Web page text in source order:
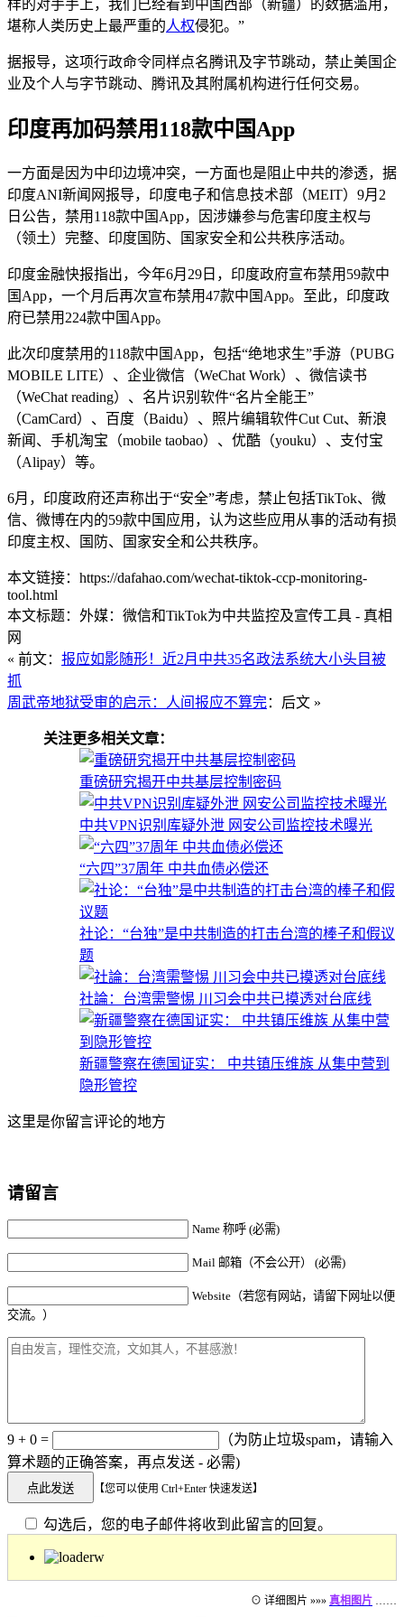
样的对手手上，我们已经看到中国西部（新疆）的数据滥用，
堪称人类历史上最严重的人权侵犯。”
据报导，这项行政命令同样点名腾讯及字节跳动，禁止美国企
业及个人与字节跳动、腾讯及其附属机构进行任何交易。
印度再加码禁用118款中国App
一方面是因为中印边境冲突，一方面也是阻止中共的渗透，据
印度ANI新闻网报导，印度电子和信息技术部（MEIT）9月2
日公告，禁用118款中国App，因涉嫌参与危害印度主权与
（领土）完整、印度国防、国家安全和公共秩序活动。
印度金融快报指出，今年6月29日，印度政府宣布禁用59款中
国App，一个月后再次宣布禁用47款中国App。至此，印度政
府已禁用224款中国App。
此次印度禁用的118款中国App，包括“绝地求生”手游（PUBG
MOBILE LITE）、企业微信（WeChat Work）、微信读书
（WeChat reading）、名片识别软件“名片全能王”
（CamCard）、百度（Baidu）、照片编辑软件Cut Cut、新浪
新闻、手机淘宝（mobile taobao）、优酷（youku）、支付宝
（Alipay）等。
6月，印度政府还声称出于“安全”考虑，禁止包括TikTok、微
信、微博在内的59款中国应用，认为这些应用从事的活动有损
印度主权、国防、国家安全和公共秩序。
本文链接：https://dafahao.com/wechat-tiktok-ccp-monitoring-
tool.html
本文标题：外媒：微信和TikTok为中共监控及宣传工具 - 真相
网
« 前文： 报应如影随形！近2月中共35名政法系统大小头目被
抓
周武帝地狱受审的启示：人间报应不算完：后文 »
关注更多相关文章：
重磅研究揭开中共基层控制密码
中共VPN识别库疑外泄 网安公司监控技术曝光
“六四”37周年 中共血债必偿还
社论：“台独”是中共制造的打击台湾的棒子和假议
题
社論：台湾需警惕 川习会中共已摸透对台底线
新疆警察在德国证实： 中共镇压维族 从集中营到
隐形管控
这里是你留言评论的地方
请留言
Name 称呼 (必需)
Mail 邮箱（不会公开） (必需)
Website（若您有网站，请留下网址以便
交流。）
9 + 0 =
（为防止垃圾spam，请输入
算术题的正确答案，再点发送 - 必需)
【您可以使用 Ctrl+Enter 快速发送】
勾选后，您的电子邮件将收到此留言的回复。
⊙ 详细图片 »»» 真相图片 ……